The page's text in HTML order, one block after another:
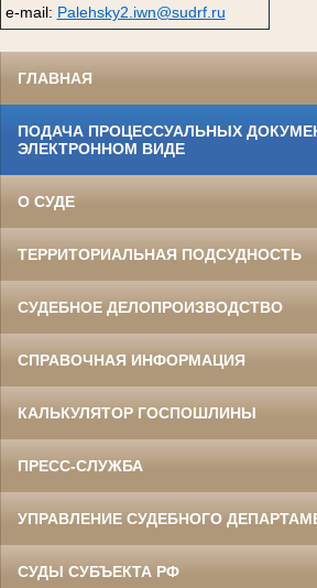
e-mail: Palehsky2.iwn@sudrf.ru
ГЛАВНАЯ
ПОДАЧА ПРОЦЕССУАЛЬНЫХ
ЭЛЕКТРОННОМ ВИДЕ
О СУДЕ
ТЕРРИТОРИАЛЬНАЯ ПОДСУДНОСТЬ
СУДЕБНОЕ ДЕЛОПРОИЗВОДСТВО
СПРАВОЧНАЯ ИНФОРМАЦИЯ
КАЛЬКУЛЯТОР ГОСПОШЛИНЫ
ПРЕСС-СЛУЖБА
УПРАВЛЕНИЕ СУДЕБНОГО
СУДЫ СУБЪЕКТА РФ